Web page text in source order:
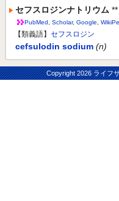
セフスロジンナトリウム **
PubMed
Scholar, Google
【類義語】 セフスロジン
cefsulodin sodium (n)
Copyright2026 ライフ